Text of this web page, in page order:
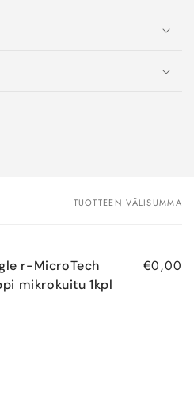
TUOTTEEN VÄLISUMMA
r-MicroTech
mikrokuitu 1kpl
€0,00